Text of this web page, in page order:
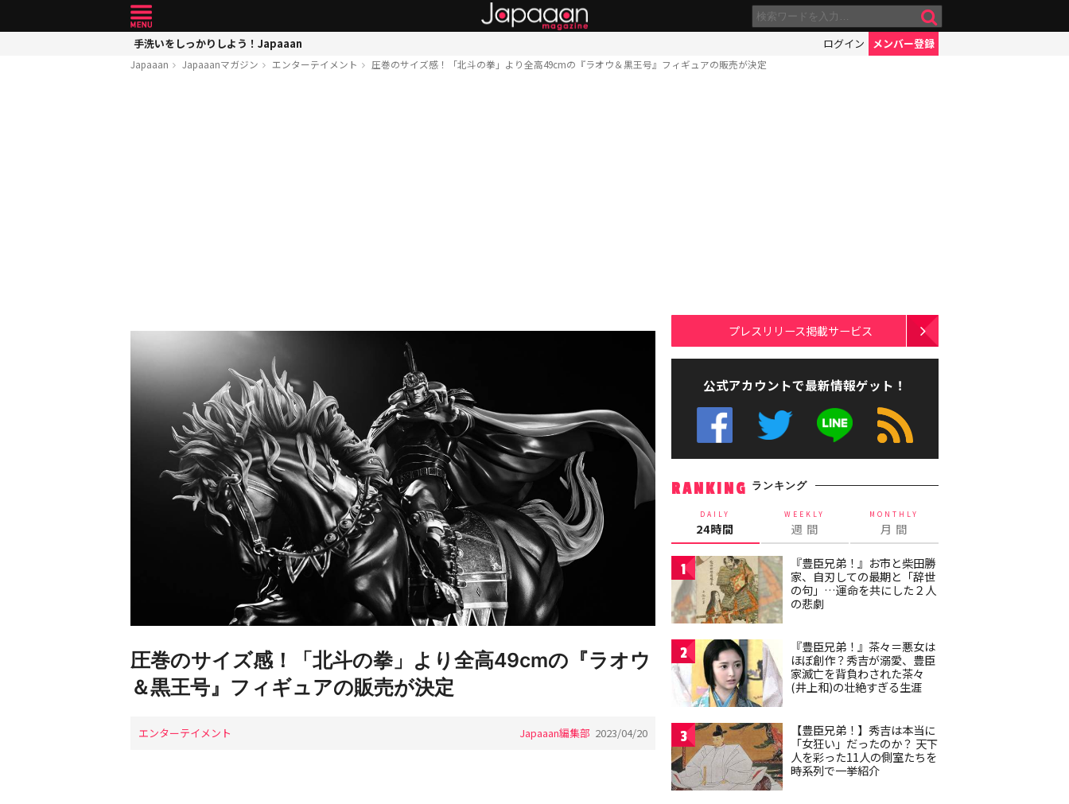
手洗いをしっかりしよう！Japaaan ログイン メンバー登録
Japaaan Japaaanマガジン エンターテイメント 圧巻のサイズ感！「北斗の拳」より全高49cmの『ラオウ＆黒王号』フィギュアの販売が決定
圧巻のサイズ感！「北斗の拳」より全高49cmの『ラオウ
＆黒王号』フィギュアの販売が決定
エンターテイメント Japaaan編集部 2023/04/20
プレスリリース掲載サービス
公式アカウントで最新情報ゲット！
RANKING ランキング
DAILY
24時間
WEEKLY
週 間
MONTHLY
月 間
1
『豊臣兄弟！』お市と柴田勝
家、自刃しての最期と「辞世
の句」…運命を共にした２人
の悲劇
2
『豊臣兄弟！』茶々＝悪女は
ほぼ創作？秀吉が溺愛、豊臣
家滅亡を背負わされた茶々
(井上和)の壮絶すぎる生涯
3
【豊臣兄弟！】秀吉は本当に
「女狂い」だったのか？ 天下
人を彩った11人の側室たちを
時系列で一挙紹介